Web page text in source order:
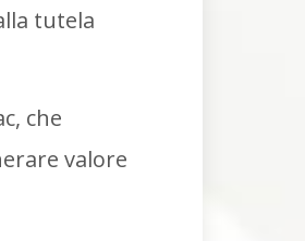
tutela
che
valore